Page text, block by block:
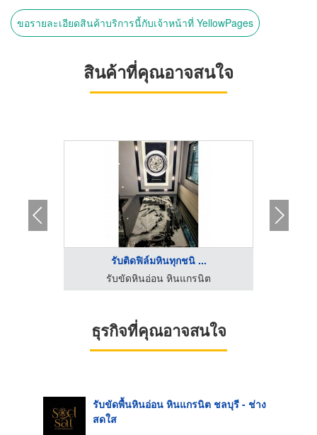
ขอรายละเอียดสินค้าบริการนี้กับเจ้าหน้าที่ YellowPages
สินค้าที่คุณอาจสนใจ
รับติดฟิล์มหินทุกชนิ ...
รับขัดหินอ่อน หินแกรนิต
ธุรกิจที่คุณอาจสนใจ
รับขัดพื้นหินอ่อน หินแกรนิต ชลบุรี - ช่าง
สดใส